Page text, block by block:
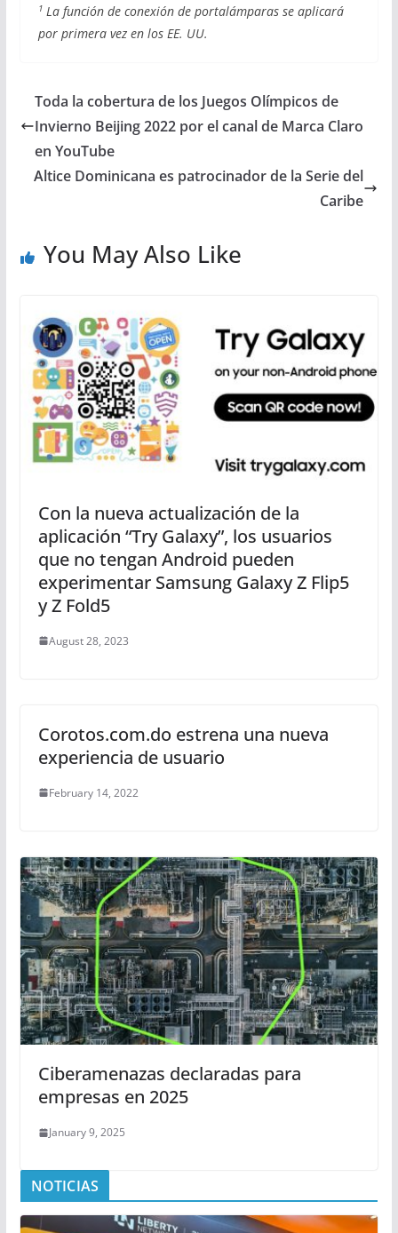
1 La función de conexión de portalámparas se aplicará
por primera vez en los EE. UU.
Toda la cobertura de los Juegos Olímpicos de
Invierno Beijing 2022 por el canal de Marca Claro
en YouTube
Altice Dominicana es patrocinador de la Serie del
Caribe
You May Also Like
Con la nueva actualización de la
aplicación “Try Galaxy”, los usuarios
que no tengan Android pueden
experimentar Samsung Galaxy Z Flip5
y Z Fold5
August 28, 2023
Corotos.com.do estrena una nueva
experiencia de usuario
February 14, 2022
Ciberamenazas declaradas para
empresas en 2025
January 9, 2025
NOTICIAS